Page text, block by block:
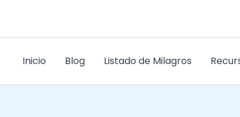
Inicio Blog Listado de Milagros